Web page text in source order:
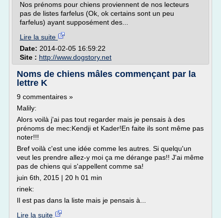
Nos prénoms pour chiens proviennent de nos lecteurs
pas de listes farfelus (Ok, ok certains sont un peu
farfelus) ayant supposément des...
Lire la suite
Date: 2014-02-05 16:59:22
Site : http://www.dogstory.net
Noms de chiens mâles commençant par la
lettre K
9 commentaires »
Malily:
Alors voilà j'ai pas tout regarder mais je pensais à des
prénoms de mec:Kendji et Kader!En faite ils sont même pas
noter!!!
Bref voilà c'est une idée comme les autres. Si quelqu'un
veut les prendre allez-y moi ça me dérange pas!! J'ai même
pas de chiens qui s'appellent comme sa!
juin 6th, 2015 | 20 h 01 min
rinek:
Il est pas dans la liste mais je pensais à...
Lire la suite